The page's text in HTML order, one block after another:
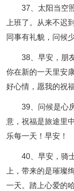
37、太阳当空
上班了。从来不迟
同事有礼貌，问候
38、早安，朋
你在新的一天里安
好心情，愿我的祝
39、问候是心
意，祝福是旅途里
乐每一天！早安！
40、早安，骑
上，带来的是璀璨
一天。踏上心爱的